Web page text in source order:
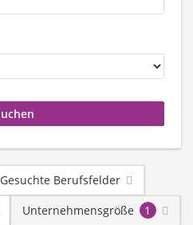
Gesuchte Berufsfelder
Unternehmensgröße 1